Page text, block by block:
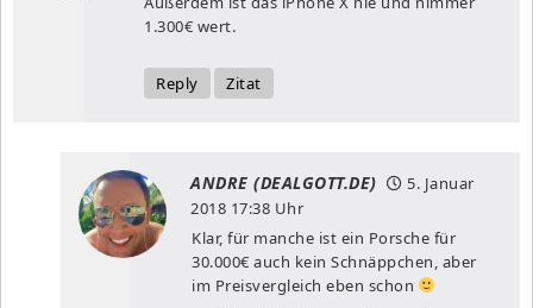
1.300€ wert.
Reply Zitat
ANDRE (DEALGOTT.DE)
5. Januar
2018 17:38 Uhr
Klar, für manche ist ein Porsche für
30.000€ auch kein Schnäppchen, aber
im Preisvergleich eben schon